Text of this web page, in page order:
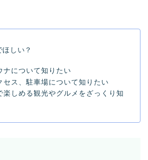
しい？
ナについて知りたい
セス、駐車場について知りたい
楽しめる観光やグルメをざっくり知